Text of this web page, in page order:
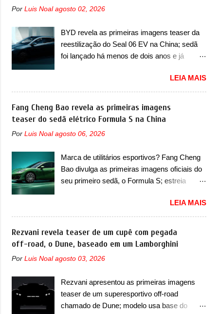
que chegaram arrancando corações em
destacaram nas vendas em 1994 foram o
Renault R19 que vinha em 3 versões de
carroceria, sendo duas do hatch e o sedan, a
visual e também mudará de nome. Vendido
passará a ser vendido na China apenas
como ‘20’. Junto das mudanças visuais, a
marca confirmou que ele pode ser um dos
novo motor elétrico. Chamado de ’16 em 1’,
também chamado de Thunder, ele apresenta
uma melhoria de eficiência térmica e integra
12 elementos de hardware. Entre eles, motor
elétrico, controlador de motor, redutor,
LBMS, VCU, TMS, controle ativo de pré-
carga e gateway de domínio de energia. Há
mais quatro recursos de software como
Por Luis Noal agosto 02, 2026
BYD revela as primeiras imagens teaser da
reestilização do Seal 06 EV na China; sedã
foi lançado há menos de dois anos e já
revelou as primeiras imagens teaser de uma
mudança visual para um dos seus menores
sedãs elétricos na China, pertencente à linha
Ocean. Trata-se do Seal 06 EV, lançado no
de um ano. O modelo agora passará a ser
na traseira, que vão atualizá-los para a
identidade visual mais moderna da marca,
mas ainda sem motivos para que essa
não deve ter agradado em nada os primeiros
consumidores). Pelas imagens teaser, se
percebe que o sedã contará com um novo
para-choque na dianteira. Ele passa a trazer
um vinco horizontal mais destacado que
logo abaixo do logotipo e dos faróis. Ele ainda
possui um espaço para a placa novo abaixo
do vinco e uma nova entrada de ar inferio...
LEIA MAIS
Fang Cheng Bao revela as primeiras imagens
teaser do sedã elétrico Formula S na China
Por Luis Noal agosto 06, 2026
Marca de utilitários esportivos? Fang Cheng
Bao divulga as primeiras imagens oficiais do
seu primeiro sedã, o Formula S; estreia
como uma marca com utilitários esportivos, a
Fang Cheng Bao nasceu como uma empresa
voltada a desenvolver utilitários esportivos
com uma pegada mais off-road. E isso
funcionou muito bem com o lançamento dos
modelos Bao 5 e Bao 8, além do Tai 3 e Tai 7.
vez no segmento de... sedãs. Antecipado por
imagens teaser, o Formula S será o primeiro
três volumes da Fang Cheng Bao, que
LEIA MAIS
Rezvani revela teaser de um cupê com pegada
off-road, o Dune, baseado em um Lamborghini
Por Luis Noal agosto 03, 2026
Rezvani apresentou as primeiras imagens
teaser de um superesportivo off-road
chamado de Dune; modelo usa base do